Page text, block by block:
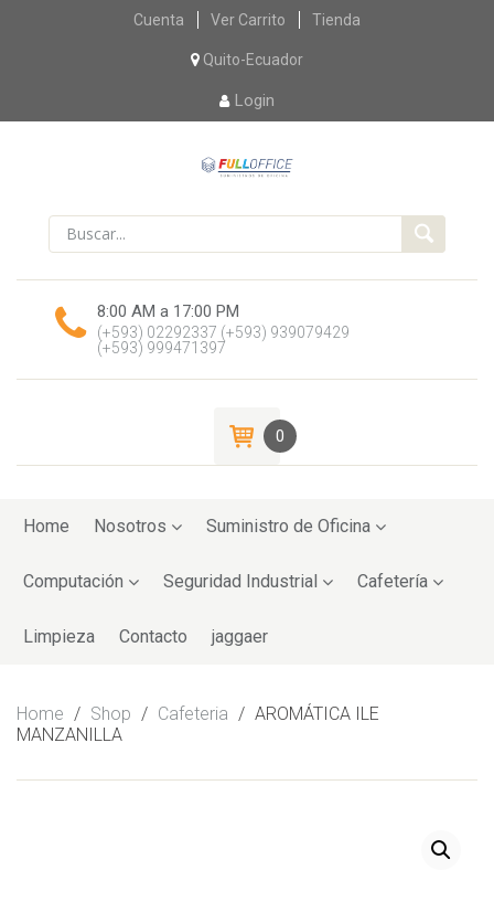
Skip
content
Cuenta Ver Carrito Tienda
Quito-Ecuador
Login
8:00 AM a 17:00 PM
(+593) 02292337 (+593) 939079429
(+593) 999471397
0
toHome Nosotros Suministro de Oficina
Computación Seguridad Industrial Cafetería
Limpieza Contacto jaggaer
Home / Shop / Cafeteria / AROMÁTICA ILE
MANZANILLA